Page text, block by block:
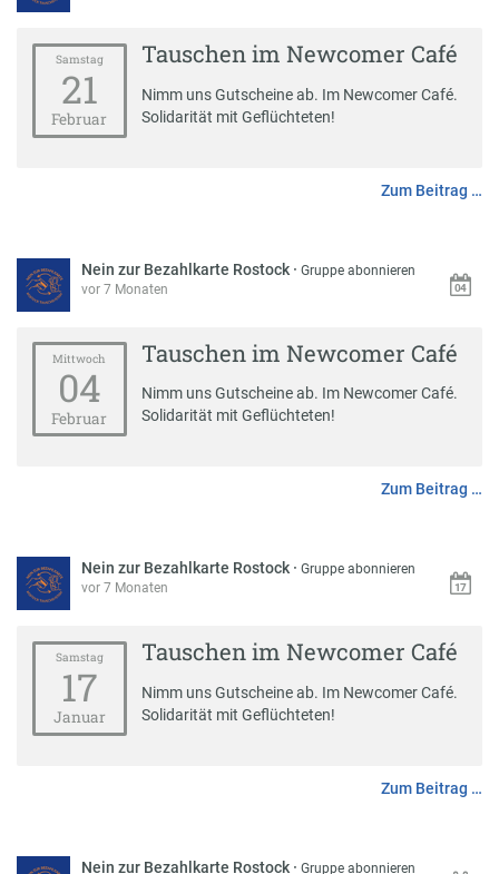
Samstag
21
Februar
Tauschen im Newcomer Café
Nimm uns Gutscheine ab. Im Newcomer Café.
Solidarität mit Geflüchteten!
Zum Beitrag …
Nein zur Bezahlkarte Rostock ·Gruppe abonnieren
vor 7 Monaten
Mittwoch
04
Februar
Tauschen im Newcomer Café
Nimm uns Gutscheine ab. Im Newcomer Café.
Solidarität mit Geflüchteten!
Zum Beitrag …
Nein zur Bezahlkarte Rostock ·Gruppe abonnieren
vor 7 Monaten
Samstag
17
Januar
Tauschen im Newcomer Café
Nimm uns Gutscheine ab. Im Newcomer Café.
Solidarität mit Geflüchteten!
Zum Beitrag …
Nein zur Bezahlkarte Rostock ·Gruppe abonnieren